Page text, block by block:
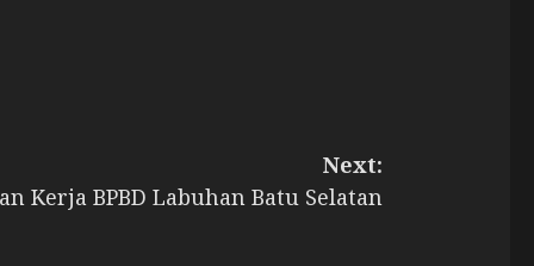
Next:
Kerja BPBD Labuhan Batu Selatan